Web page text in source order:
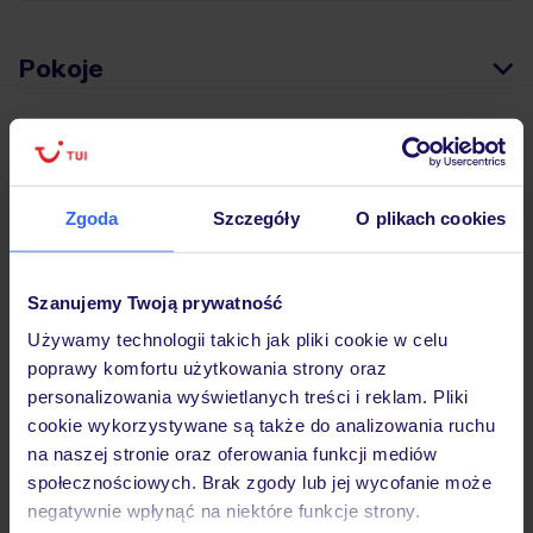
Zgoda Szczegóły O plikach cookies
Szanujemy Twoją prywatność
Używamy technologii takich jak pliki cookie w celu
poprawy komfortu użytkowania strony oraz
personalizowania wyświetlanych treści i reklam. Pliki
cookie wykorzystywane są także do analizowania ruchu
na naszej stronie oraz oferowania funkcji mediów
społecznościowych. Brak zgody lub jej wycofanie może
negatywnie wpłynąć na niektóre funkcje strony.
Pokoje
Wyżywienie
Atrakcje
Ważne informacje
Często zadawane pytania
Jak zmienić uczestników/osobę zgłaszającą?
Czy w Hotelu będzie przedstawiciel TUI?